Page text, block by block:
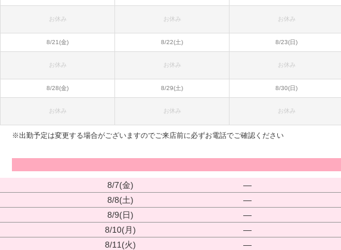
お休み お休み お休み
8/21(金) 8/22(土) 8/23(日)
お休み お休み お休み
8/28(金) 8/29(土) 8/30(日)
お休み お休み お休み
※出勤予定は変更する場合がございますのでご来店前に必ずお電話でご確認ください
8/7(金)
―
8/8(土)
―
8/9(日)
―
8/10(月)
―
8/11(火)
―